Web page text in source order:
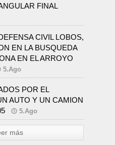
FINAL
CIVIL LOBOS,
EN LA BUSQUEDA
EN EL ARROYO
5.Ago
POR EL
AUTO Y UN CAMION
5.Ago
más